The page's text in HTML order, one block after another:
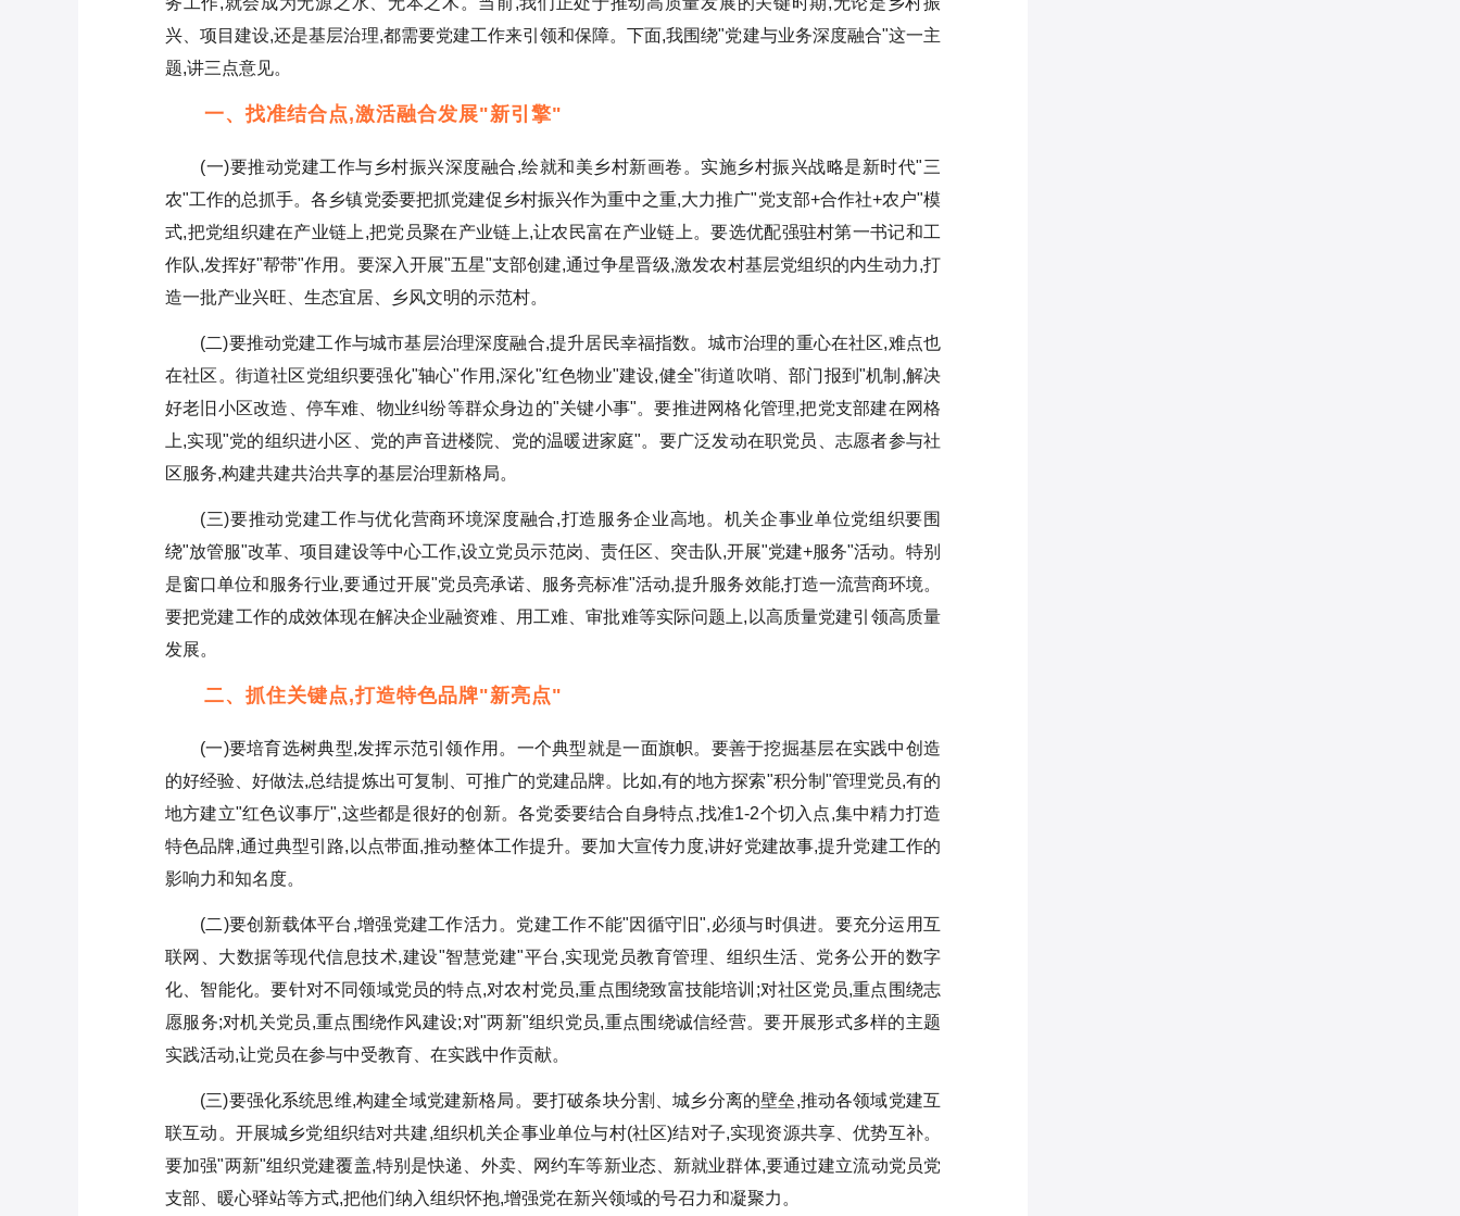
兴、项目建设,还是基层治理,都需要党建工作来引领和保障。下面,我围绕"党建与业务深度融合"这一主
题,讲三点意见。
一、找准结合点,激活融合发展"新引擎"
(一)要推动党建工作与乡村振兴深度融合,绘就和美乡村新画卷。实施乡村振兴战略是新时代"三
农"工作的总抓手。各乡镇党委要把抓党建促乡村振兴作为重中之重,大力推广"党支部+合作社+农户"模
式,把党组织建在产业链上,把党员聚在产业链上,让农民富在产业链上。要选优配强驻村第一书记和工
作队,发挥好"帮带"作用。要深入开展"五星"支部创建,通过争星晋级,激发农村基层党组织的内生动力,打
造一批产业兴旺、生态宜居、乡风文明的示范村。
(二)要推动党建工作与城市基层治理深度融合,提升居民幸福指数。城市治理的重心在社区,难点也
在社区。街道社区党组织要强化"轴心"作用,深化"红色物业"建设,健全"街道吹哨、部门报到"机制,解决
好老旧小区改造、停车难、物业纠纷等群众身边的"关键小事"。要推进网格化管理,把党支部建在网格
上,实现"党的组织进小区、党的声音进楼院、党的温暖进家庭"。要广泛发动在职党员、志愿者参与社
区服务,构建共建共治共享的基层治理新格局。
(三)要推动党建工作与优化营商环境深度融合,打造服务企业高地。机关企事业单位党组织要围
绕"放管服"改革、项目建设等中心工作,设立党员示范岗、责任区、突击队,开展"党建+服务"活动。特别
是窗口单位和服务行业,要通过开展"党员亮承诺、服务亮标准"活动,提升服务效能,打造一流营商环境。
要把党建工作的成效体现在解决企业融资难、用工难、审批难等实际问题上,以高质量党建引领高质量
发展。
二、抓住关键点,打造特色品牌"新亮点"
(一)要培育选树典型,发挥示范引领作用。一个典型就是一面旗帜。要善于挖掘基层在实践中创造
的好经验、好做法,总结提炼出可复制、可推广的党建品牌。比如,有的地方探索"积分制"管理党员,有的
地方建立"红色议事厅",这些都是很好的创新。各党委要结合自身特点,找准1-2个切入点,集中精力打造
特色品牌,通过典型引路,以点带面,推动整体工作提升。要加大宣传力度,讲好党建故事,提升党建工作的
影响力和知名度。
(二)要创新载体平台,增强党建工作活力。党建工作不能"因循守旧",必须与时俱进。要充分运用互
联网、大数据等现代信息技术,建设"智慧党建"平台,实现党员教育管理、组织生活、党务公开的数字
化、智能化。要针对不同领域党员的特点,对农村党员,重点围绕致富技能培训;对社区党员,重点围绕志
愿服务;对机关党员,重点围绕作风建设;对"两新"组织党员,重点围绕诚信经营。要开展形式多样的主题
实践活动,让党员在参与中受教育、在实践中作贡献。
(三)要强化系统思维,构建全域党建新格局。要打破条块分割、城乡分离的壁垒,推动各领域党建互
联互动。开展城乡党组织结对共建,组织机关企事业单位与村(社区)结对子,实现资源共享、优势互补。
要加强"两新"组织党建覆盖,特别是快递、外卖、网约车等新业态、新就业群体,要通过建立流动党员党
支部、暖心驿站等方式,把他们纳入组织怀抱,增强党在新兴领域的号召力和凝聚力。